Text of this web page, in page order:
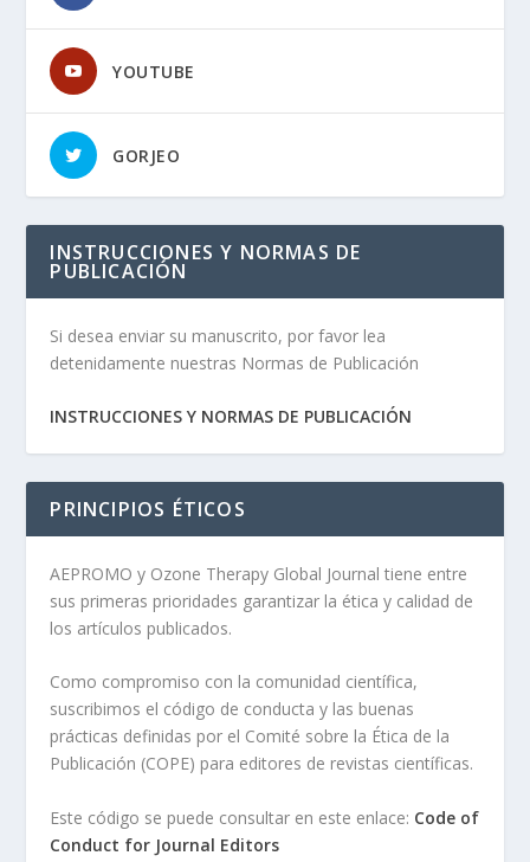
YOUTUBE
GORJEO
INSTRUCCIONES Y NORMAS DE
PUBLICACIÓN
Si desea enviar su manuscrito, por favor lea
detenidamente nuestras Normas de Publicación
INSTRUCCIONES Y NORMAS DE PUBLICACIÓN
PRINCIPIOS ÉTICOS
AEPROMO y Ozone Therapy Global Journal tiene entre
sus primeras prioridades garantizar la ética y calidad de
los artículos publicados.
Como compromiso con la comunidad científica,
suscribimos el código de conducta y las buenas
prácticas definidas por el Comité sobre la Ética de la
Publicación (COPE) para editores de revistas científicas.
Este código se puede consultar en este enlace: Code of
Conduct for Journal Editors